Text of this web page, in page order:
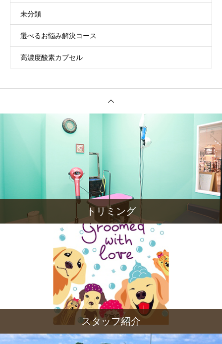
未分類
選べるお悩み解決コース
高濃度酸素カプセル
トリミング
スタッフ紹介